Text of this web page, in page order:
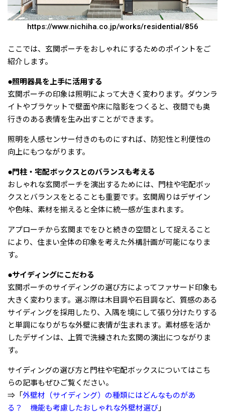
https://www.nichiha.co.jp/works/residential/856
ここでは、玄関ポーチをおしゃれにするためのポイントをご
紹介します。
●照明器具を上手に活用する
玄関ポーチの印象は照明によって大きく変わります。ダウンラ
イトやブラケットで壁面や床に陰影をつくると、夜間でも奥
行きのある表情を生み出すことができます。
照明を人感センサー付きのものにすれば、防犯性と利便性の
向上にもつながります。
●門柱・宅配ボックスとのバランスも考える
おしゃれな玄関ポーチを演出するためには、門柱や宅配ボッ
クスとバランスをとることも重要です。玄関周りはデザイン
や色味、素材を揃えると全体に統一感が生まれます。
アプローチから玄関までをひと続きの空間として捉えること
により、住まい全体の印象を考えた外構計画が可能になりま
す。
●サイディングにこだわる
玄関ポーチのサイディングの選び方によってファサード印象も
大きく変わります。選ぶ際は木目調や石目調など、質感のある
サイディングを採用したり、入隅を境にして張り分けたりする
と単調になりがちな外壁に表情が生まれます。素材感を活か
したデザインは、上質で洗練された玄関の演出につながりま
す。
サイディングの選び方と門柱や宅配ボックスについてはこち
らの記事もぜひご覧ください。
⇒「 外壁材（サイディング）の種類にはどんなものがあ
る？ 機能も考慮したおしゃれな外壁材選び 」